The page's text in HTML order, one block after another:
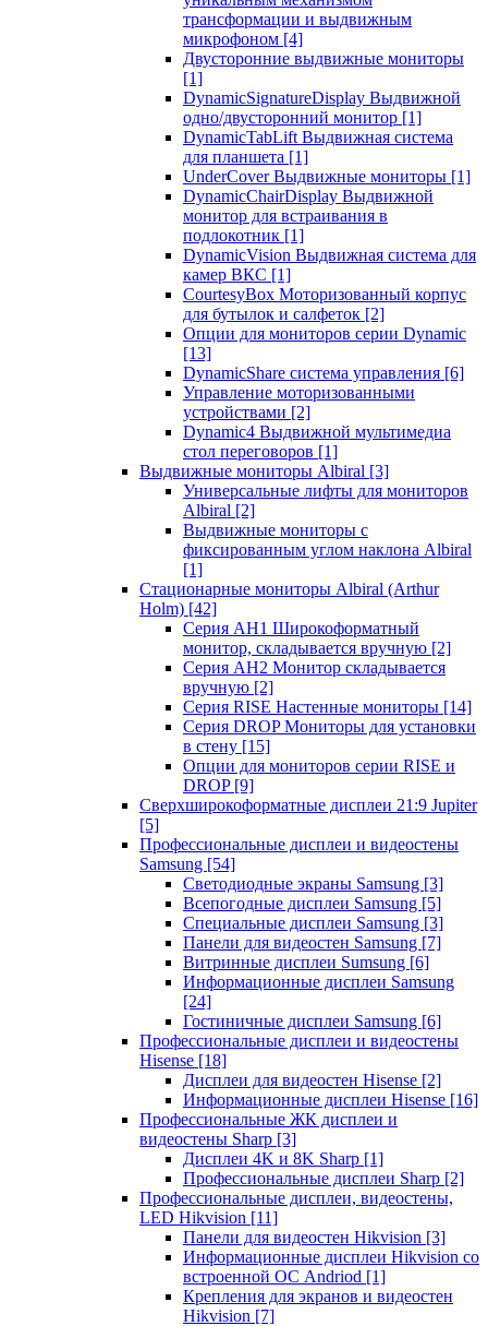
трансформации и выдвижным
микрофоном [4]
Двусторонние выдвижные мониторы
[1]
DynamicSignatureDisplay Выдвижной
одно/двусторонний монитор [1]
DynamicTabLift Выдвижная система
для планшета [1]
UnderCover Выдвижные мониторы [1]
DynamicChairDisplay Выдвижной
монитор для встраивания в
подлокотник [1]
DynamicVision Выдвижная система для
камер ВКС [1]
CourtesyBox Моторизованный корпус
для бутылок и салфеток [2]
Опции для мониторов серии Dynamic
[13]
DynamicShare система управления [6]
Управление моторизованными
устройствами [2]
Dynamic4 Выдвижной мультимедиа
стол переговоров [1]
Выдвижные мониторы Albiral [3]
Универсальные лифты для мониторов
Albiral [2]
Выдвижные мониторы с
фиксированным углом наклона Albiral
[1]
Стационарные мониторы Albiral (Arthur
Holm) [42]
Серия AH1 Широкоформатный
монитор, складывается вручную [2]
Серия AH2 Монитор складывается
вручную [2]
Серия RISE Настенные мониторы [14]
Серия DROP Мониторы для установки
в стену [15]
Опции для мониторов серии RISE и
DROP [9]
Сверхширокоформатные дисплеи 21:9 Jupiter
[5]
Профессиональные дисплеи и видеостены
Samsung [54]
Светодиодные экраны Samsung [3]
Всепогодные дисплеи Samsung [5]
Специальные дисплеи Samsung [3]
Панели для видеостен Samsung [7]
Витринные дисплеи Sumsung [6]
Информационные дисплеи Samsung
[24]
Гостиничные дисплеи Samsung [6]
Профессиональные дисплеи и видеостены
Hisense [18]
Дисплеи для видеостен Hisense [2]
Информационные дисплеи Hisense [16]
Профессиональные ЖК дисплеи и
видеостены Sharp [3]
Дисплеи 4K и 8K Sharp [1]
Профессиональные дисплеи Sharp [2]
Профессиональные дисплеи, видеостены,
LED Hikvision [11]
Панели для видеостен Hikvision [3]
Информационные дисплеи Hikvision со
встроенной ОС Andriod [1]
Крепления для экранов и видеостен
Hikvision [7]